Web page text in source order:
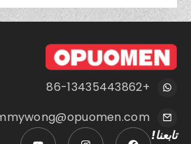
jimmywong@opuomen.com
تابعنا!